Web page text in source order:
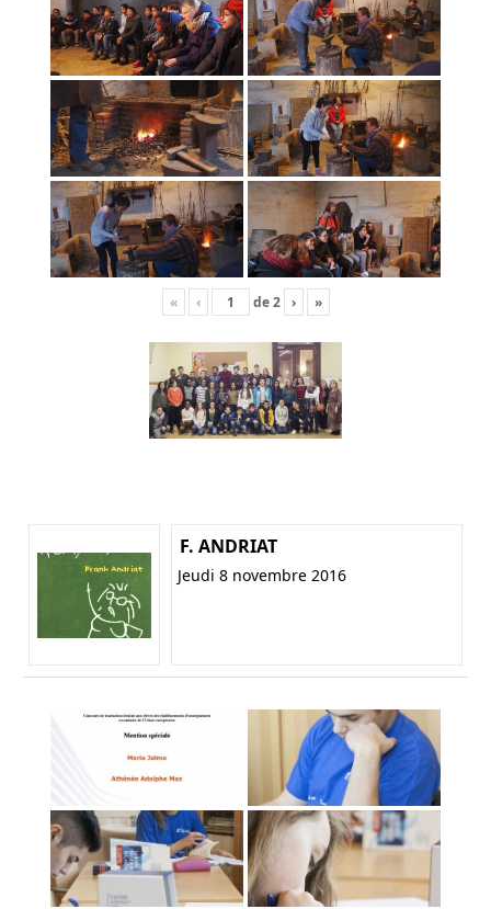
« ‹ de2 › »
F. ANDRIAT
Jeudi 8 novembre 2016